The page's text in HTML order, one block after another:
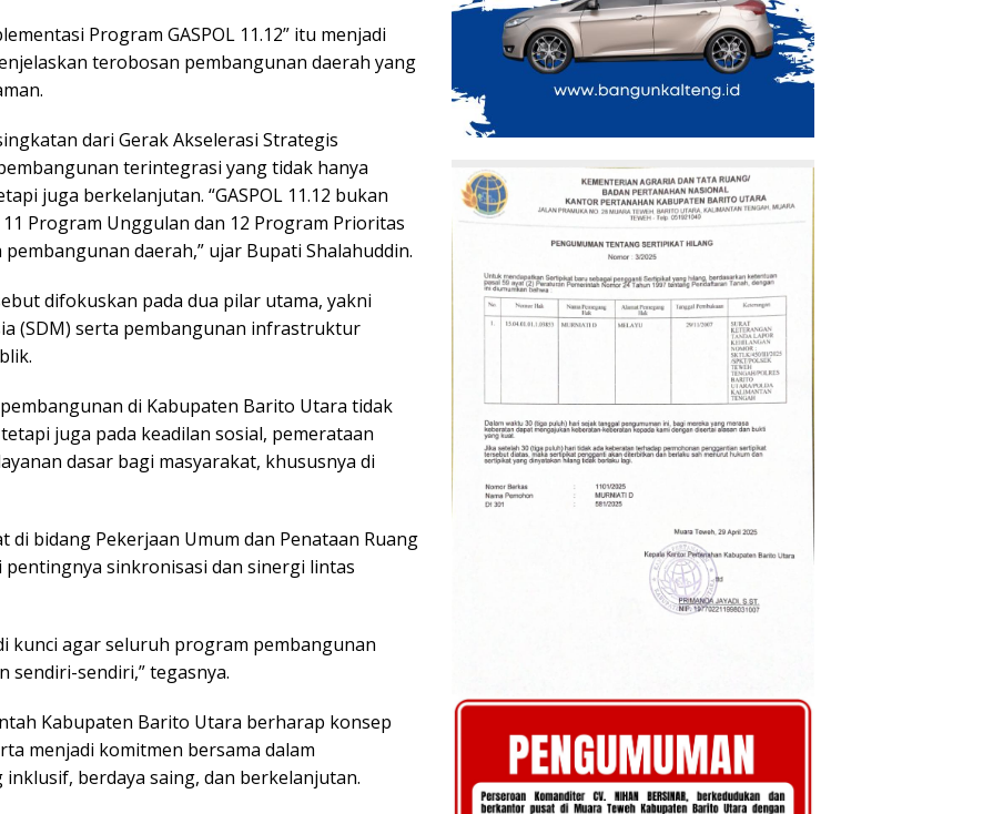
Program GASPOL 11.12” itu menjadi
terobosan pembangunan daerah yang
dari Gerak Akselerasi Strategis
terintegrasi yang tidak hanya
juga berkelanjutan. “GASPOL 11.12 bukan
Program Unggulan dan 12 Program Prioritas
daerah,” ujar Bupati Shalahuddin.
difokuskan pada dua pilar utama, yakni
(SDM) serta pembangunan infrastruktur
di Kabupaten Barito Utara tidak
juga pada keadilan sosial, pemerataan
dasar bagi masyarakat, khususnya di
bidang Pekerjaan Umum dan Penataan Ruang
pentingnya sinkronisasi dan sinergi lintas
kunci agar seluruh program pembangunan
sendiri-sendiri,” tegasnya.
Kabupaten Barito Utara berharap konsep
menjadi komitmen bersama dalam
berdaya saing, dan berkelanjutan.